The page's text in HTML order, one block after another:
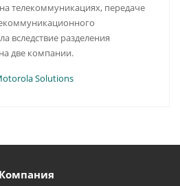
телекоммуникациях, передаче
вследствие разделения
две компании.
Solutions
Компания